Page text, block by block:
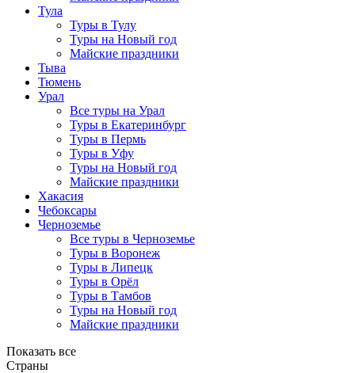
Тула
Туры в Тулу
Туры на Новый год
Майские праздники
Тыва
Тюмень
Урал
Все туры на Урал
Туры в Екатеринбург
Туры в Пермь
Туры в Уфу
Туры на Новый год
Майские праздники
Хакасия
Чебоксары
Черноземье
Все туры в Черноземье
Туры в Воронеж
Туры в Липецк
Туры в Орёл
Туры в Тамбов
Туры на Новый год
Майские праздники
Показать все
Страны